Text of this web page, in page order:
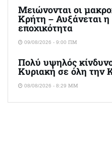
Μειώνονται οι
Κρήτη – Αυξάνεται
εποχικότητα
09/08/2026 - 9:00 ΠΜ
Πολύ υψηλός
Κυριακή σε όλη την
08/08/2026 - 8:29 ΜΜ